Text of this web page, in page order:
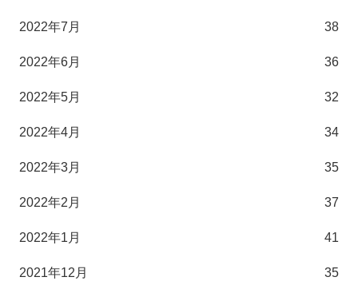
2022年7月 38
2022年6月 36
2022年5月 32
2022年4月 34
2022年3月 35
2022年2月 37
2022年1月 41
2021年12月 35